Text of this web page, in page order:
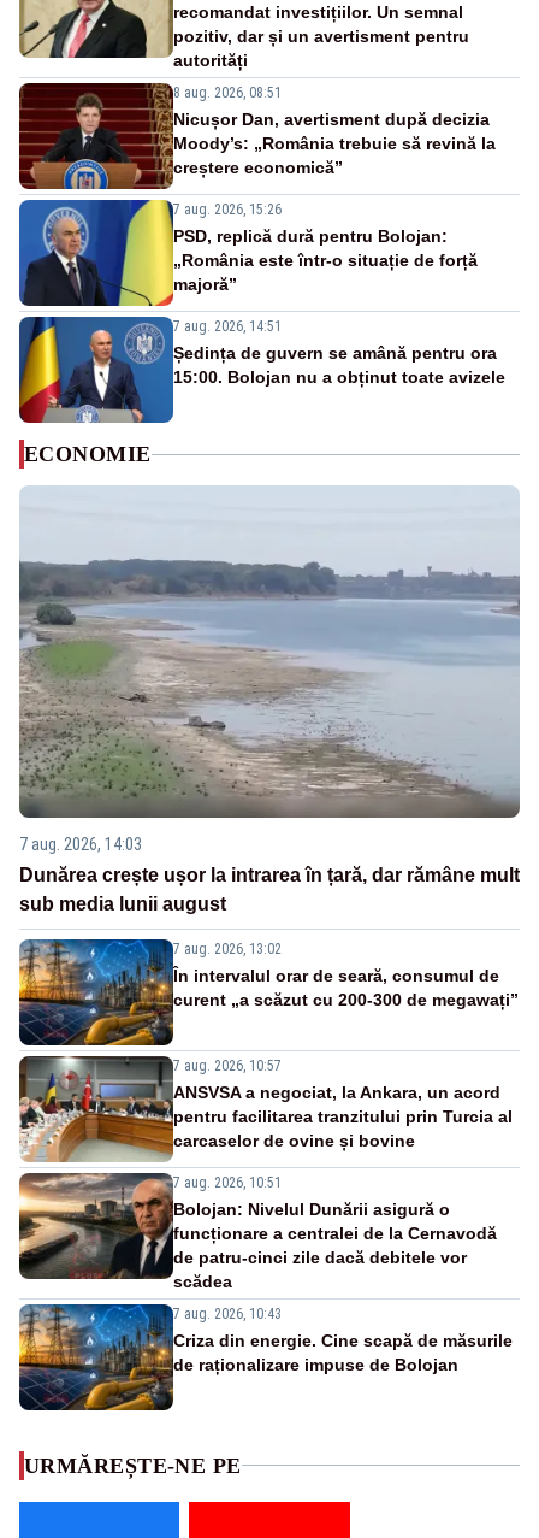
recomandat investițiilor. Un semnal
pozitiv, dar și un avertisment pentru
autorități
8 aug. 2026, 08:51
Nicușor Dan, avertisment după decizia
Moody’s: „România trebuie să revină la
creștere economică”
7 aug. 2026, 15:26
PSD, replică dură pentru Bolojan:
„România este într-o situație de forță
majoră”
7 aug. 2026, 14:51
Ședința de guvern se amână pentru ora
15:00. Bolojan nu a obținut toate avizele
ECONOMIE
7 aug. 2026, 14:03
Dunărea crește ușor la intrarea în țară, dar rămâne mult
sub media lunii august
7 aug. 2026, 13:02
În intervalul orar de seară, consumul de
curent „a scăzut cu 200-300 de megawați”
7 aug. 2026, 10:57
ANSVSA a negociat, la Ankara, un acord
pentru facilitarea tranzitului prin Turcia al
carcaselor de ovine și bovine
7 aug. 2026, 10:51
Bolojan: Nivelul Dunării asigură o
funcționare a centralei de la Cernavodă
de patru-cinci zile dacă debitele vor
scădea
7 aug. 2026, 10:43
Criza din energie. Cine scapă de măsurile
de raționalizare impuse de Bolojan
URMĂREȘTE-NE PE